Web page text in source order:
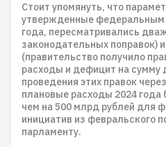
Стоит упомянуть, что
утвержденные федеральным
года, пересматривались
законодательных поправок)
(правительство получило
расходы и дефицит на сумму
проведения этих правок
плановые расходы 2024
чем на 500 млрд рублей для
инициатив из февральского
парламенту.